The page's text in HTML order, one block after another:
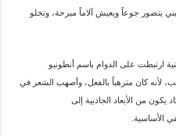
يتضور جوعاً ويعيش آلاماً مبرحة، وتخلو
ارتبطت على الدوام باسم أنطونيو
لأنه كان مترهباً بالفعل، وأصهب الشعر في
من الأبعاد الجاذبية إلى
الأساسية.